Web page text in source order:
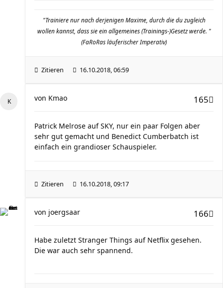
"Trainiere nur nach derjenigen Maxime, durch die du zugleich
wollen kannst, dass sie ein allgemeines (Trainings-)Gesetz werde. "
(FaRoRas läuferischer Imperativ)
Zitieren 16.10.2018, 06:59
165
von Kmao
Patrick Melrose auf SKY, nur ein paar Folgen aber
sehr gut gemacht und Benedict Cumberbatch ist
einfach ein grandioser Schauspieler.
Zitieren 16.10.2018, 09:17
166
von joergsaar
Habe zuletzt Stranger Things auf Netflix gesehen.
Die war auch sehr spannend.